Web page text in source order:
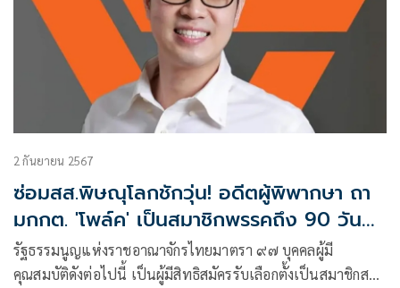
2 กันยายน 2567
ซ่อมสส.พิษณุโลกชักวุ่น! อดีตผู้พิพากษา ถา
มกกต. 'โพล์ค' เป็นสมาชิกพรรคถึง 90 วัน
หรือไม่
รัฐธรรมนูญแห่งราชอาณาจักรไทยมาตรา ๙๗ บุคคลผู้มี
คุณสมบัติดังต่อไปนี้ เป็นผู้มีสิทธิสมัครรับเลือกตั้งเป็นสมาชิกสภา